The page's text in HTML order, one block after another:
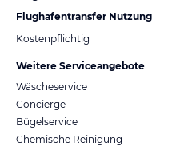
Flughafentransfer Nutzung
Kostenpflichtig
Weitere Serviceangebote
Wäscheservice
Concierge
Bügelservice
Chemische Reinigung